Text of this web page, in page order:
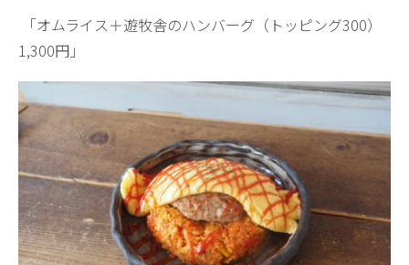
「オムライス＋遊牧舎のハンバーグ（トッピング300）
1,300円」